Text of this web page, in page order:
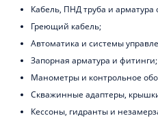
Кабель, ПНД труба и
Греющий кабель;
Автоматика и системы
Запорная арматура и фитинги;
Манометры и контрольное
Скважинные адаптеры,
Кессоны, гидранты и